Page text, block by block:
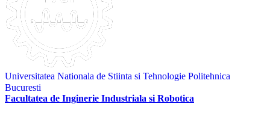
Universitatea Nationala de Stiinta si Tehnologie Politehnica
Bucuresti
Facultatea de Inginerie Industriala si Robotica